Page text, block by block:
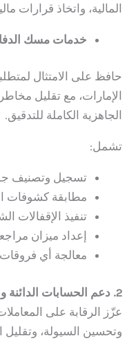
المالية، واتخاذ قرارات
خدمات مسك
حافظ على الامتثال
الإمارات، مع تقليل
الجاهزية الكاملة للتدقيق.
تشمل:
تسجيل وتصنيف
مطابقة كشوفات
تنفيذ الإقفالات
إعداد ميزان
معالجة أي
2. دعم الحسابات الدائنة والمدينة ورأس المال العامل
عزّز الرقابة على
وتحسين السيولة،